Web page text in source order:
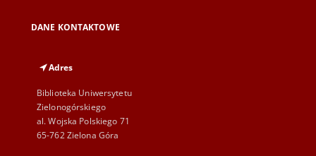
DANE KONTAKTOWE
Adres
Biblioteka Uniwersytetu
Zielonogórskiego
al. Wojska Polskiego 71
65-762 Zielona Góra